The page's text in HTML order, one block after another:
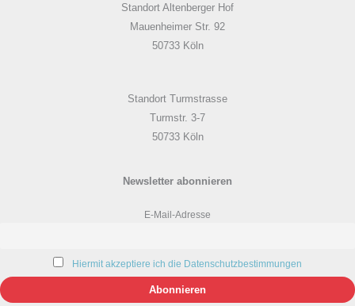
Standort Altenberger Hof
Mauenheimer Str. 92
50733 Köln
Standort Turmstrasse
Turmstr. 3-7
50733 Köln
Newsletter abonnieren
E-Mail-Adresse
Hiermit akzeptiere ich die Datenschutzbestimmungen